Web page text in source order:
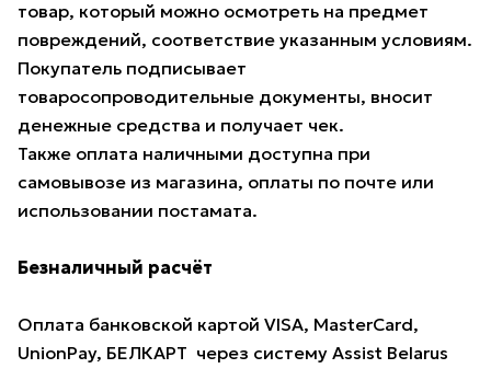
товар, который можно осмотреть на предмет
повреждений, соответствие указанным условиям.
Покупатель подписывает
товаросопроводительные документы, вносит
денежные средства и получает чек.
Также оплата наличными доступна при
самовывозе из магазина, оплаты по почте или
использовании постамата.
Безналичный расчёт
Оплата банковской картой VISA, MasterCard,
UnionPay, БЕЛКАРТ через систему Assist Belarus